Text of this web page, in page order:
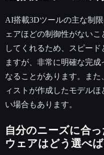
AI搭載3Dツールの主な制
ェアほどの制御性がない
してくれるため、スピー
ますが、非常に明確な完
なることがあります。ま
ィストが作成したモデル
い場合もあります。
自分のニーズに合
ウェアはどう選べ